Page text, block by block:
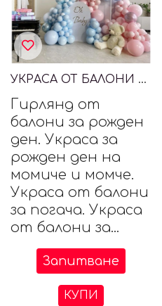
УКРАСА ОТ БАЛОНИ ЗА ПОСРЕЩАНЕ НА БЕБЕ
Гирлянд от
балони за рожден
ден. Украса за
рожден ден на
момиче и момче.
Украса от балони
за погача. Украса
от балони за...
Запитване
КУПИ